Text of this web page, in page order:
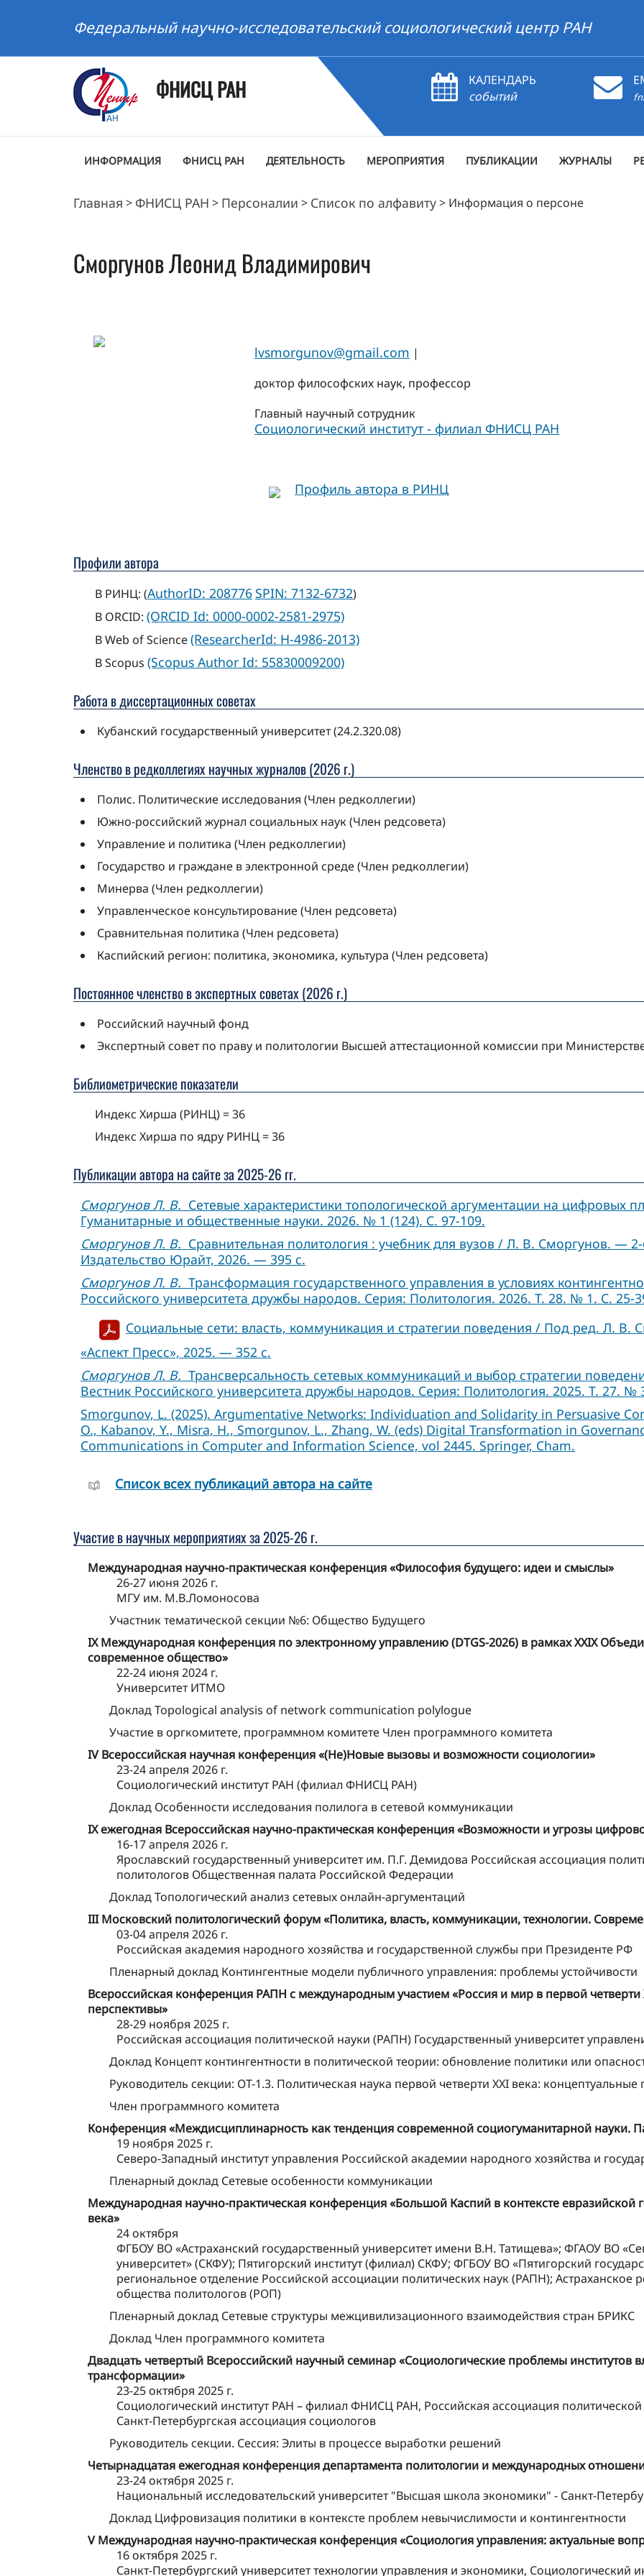
Федеральный научно-исследовательский социологический центр РАН
ФНИСЦ РАН
КАЛЕНДАРЬ
событий
ИНФОРМАЦИЯ ФНИСЦ РАН ДЕЯТЕЛЬНОСТЬ МЕРОПРИЯТИЯ ПУБЛИКАЦИИ ЖУРНАЛЫ
Главная > ФНИСЦ РАН > Персоналии > Список по алфавиту> Информация о персоне
СморгуновЛеонид Владимирович
lvsmorgunov@gmail.com |
доктор философских наук, профессор
Главный научный сотрудник
Социологический институт - филиал ФНИСЦ РАН
Профиль автора в РИНЦ
Профили автора
В РИНЦ: (AuthorID: 208776 SPIN: 7132-6732)
В ORCID: (ORCID Id: 0000-0002-2581-2975)
В Web of Science(ResearcherId: H-4986-2013)
В Scopus (Scopus Author Id: 55830009200)
Работа в диссертационных советах
Кубанский государственный университет (24.2.320.08)
Членство в редколлегиях научных журналов (2026 г.)
Полис. Политические исследования (Член редколлегии)
Южно-российский журнал социальных наук (Член редсовета)
Управление и политика (Член редколлегии)
Государство и граждане в электронной среде (Член редколлегии)
Минерва (Член редколлегии)
Управленческое консультирование (Член редсовета)
Сравнительная политика (Член редсовета)
Каспийский регион: политика, экономика, культура (Член редсовета)
Постоянное членство в экспертных советах (2026 г.)
Российский научный фонд
Экспертный совет по праву и политологии Высшей аттестационной комиссии при
Библиометрические показатели
Индекс Хирша (РИНЦ) = 36
Индекс Хирша по ядру РИНЦ = 36
Публикации автора на сайте за 2025-26 гг.
Сморгунов Л. В. Сетевые характеристики топологической аргументации на цифровых
Гуманитарные и общественные науки. 2026. № 1 (124). С. 97-109.
Сморгунов Л. В. Сравнительная политология : учебник для вузов / Л. В. Сморгунов. —
Издательство Юрайт, 2026. — 395 с.
Сморгунов Л. В. Трансформация государственного управления в условиях
Российского университета дружбы народов. Серия: Политология. 2026. Т. 28. № 1. С. 25-
Социальные сети: власть, коммуникация и стратегии поведения / Под ред. Л. В.
«Аспект Пресс», 2025. — 352 с.
Сморгунов Л. В. Трансверсальность сетевых коммуникаций и выбор стратегии
Вестник Российского университета дружбы народов. Серия: Политология. 2025. Т. 27. №
Smorgunov, L. (2025). Argumentative Networks: Individuation and Solidarity in Persuasive
O., Kabanov, Y., Misra, H., Smorgunov, L., Zhang, W. (eds) Digital Transformation in
Communications in Computer and Information Science, vol 2445. Springer, Cham.
Cписок всех публикаций автора на сайте
Участие в научных мероприятиях за 2025-26 г.
Международная научно-практическая конференция «Философия будущего: идеи и смыслы»
26-27 июня 2026 г.
МГУ им. М.В.Ломоносова
Участник тематической секции №6: Общество Будущего
IX Международная конференция по электронному управлению (DTGS-2026) в рамках XXIX
современное общество»
22-24 июня 2024 г.
Университет ИТМО
Доклад Topological analysis of network communication polylogue
Участие в оргкомитете, программном комитете Член программного комитета
IV Всероссийская научная конференция «(Не)Новые вызовы и возможности социологии»
23-24 апреля 2026 г.
Социологический институт РАН (филиал ФНИСЦ РАН)
Доклад Особенности исследования полилога в сетевой коммуникации
IX ежегодная Всероссийская научно-практическая конференция «Возможности и угрозы
16-17 апреля 2026 г.
Ярославский государственный университет им. П.Г. Демидова Российская ассоциация
политологов Общественная палата Российской Федерации
Доклад Топологический анализ сетевых онлайн-аргументаций
III Московский политологический форум «Политика, власть, коммуникации, технологии.
03-04 апреля 2026 г.
Российская академия народного хозяйства и государственной службы при Президенте РФ
Пленарный доклад Контингентные модели публичного управления: проблемы устойчивости
Всероссийская конференция РАПН с международным участием «Россия и мир в первой четверти
перспективы»
28-29 ноября 2025 г.
Российская ассоциация политической науки (РАПН) Государственный университет
Доклад Концепт контингентности в политической теории: обновление политики или
Руководитель секции: ОТ-1.3. Политическая наука первой четверти XXI века:
Член программного комитета
Конференция «Междисциплинарность как тенденция современной социогуманитарной науки.
19 ноября 2025 г.
Северо-Западный институт управления Российской академии народного хозяйства и
Пленарный доклад Сетевые особенности коммуникации
Международная научно-практическая конференция «Большой Каспий в контексте евразийской
века»
24 октября
ФГБОУ ВО «Астраханский государственный университет имени В.Н. Татищева»; ФГАОУ ВО
университет» (СКФУ); Пятигорский институт (филиал) СКФУ; ФГБОУ ВО «Пятигорский
региональное отделение Российской ассоциации политических наук (РАПН); Астраханское
общества политологов (РОП)
Пленарный доклад Сетевые структуры межцивилизационного взаимодействия стран БРИКС
Доклад Член программного комитета
Двадцать четвертый Всероссийский научный семинар «Социологические проблемы институтов
трансформации»
23-25 октября 2025 г.
Социологический институт РАН – филиал ФНИСЦ РАН, Российская ассоциация
Санкт-Петербургская ассоциация социологов
Руководитель секции. Сессия: Элиты в процессе выработки решений
Четырнадцатая ежегодная конференция департамента политологии и международных
23-24 октября 2025 г.
Национальный исследовательский университет "Высшая школа экономики" - Санкт-
Доклад Цифровизация политики в контексте проблем невычислимости и контингентности
V Международная научно-практическая конференция «Социология управления: актуальные
16 октября 2025 г.
Санкт-Петербургский университет технологии управления и экономики,